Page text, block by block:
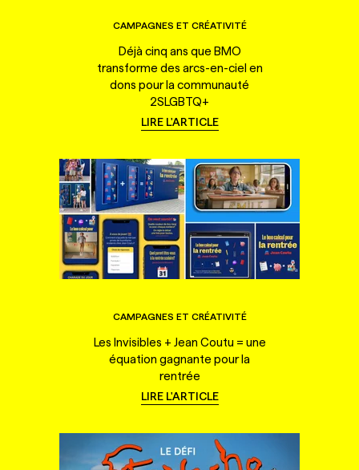
CAMPAGNES ET CRÉATIVITÉ
Déjà cinq ans que BMO
transforme des arcs-en-ciel en
dons pour la communauté
2SLGBTQ+
LIRE L'ARTICLE
CAMPAGNES ET CRÉATIVITÉ
Les Invisibles + Jean Coutu = une
équation gagnante pour la
rentrée
LIRE L'ARTICLE